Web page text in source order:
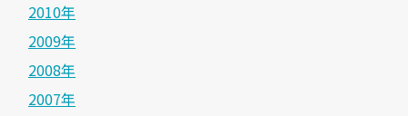
2010年
2009年
2008年
2007年